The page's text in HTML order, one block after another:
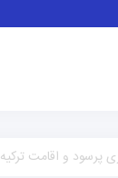
پرسود و اقامت ترکیه